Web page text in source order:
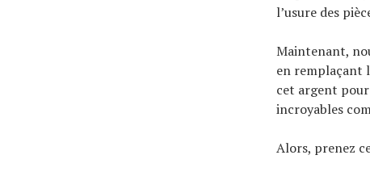
l’usure des
Maintenant,
en remplaçant
cet argent pour
incroyables
Alors, prenez